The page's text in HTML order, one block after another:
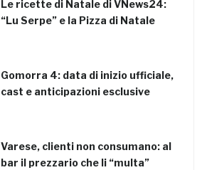
Le ricette di Natale di VNews24:
“Lu Serpe” e la Pizza di Natale
Gomorra 4: data di inizio ufficiale,
cast e anticipazioni esclusive
Varese, clienti non consumano: al
bar il prezzario che li “multa”